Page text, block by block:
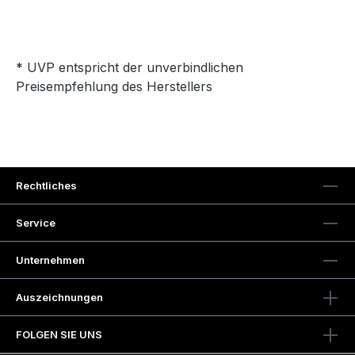
* UVP entspricht der unverbindlichen
Preisempfehlung des Herstellers
Rechtliches
Service
Unternehmen
Auszeichnungen
FOLGEN SIE UNS